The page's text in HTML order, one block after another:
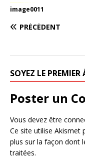
image0011
PRÉCÉDENT
SOYEZ LE
Poster un
Vous devez être
Ce site utilise Akismet
plus sur la façon dont
traitées.